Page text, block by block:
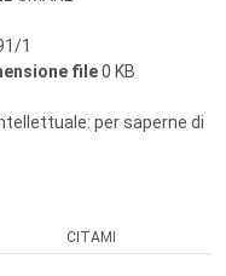
1
file0 KB
per saperne di
CITAMI